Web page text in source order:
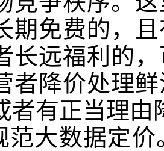
期免费的，
长远福利的
者降价处理
者有正当理
范大数据定